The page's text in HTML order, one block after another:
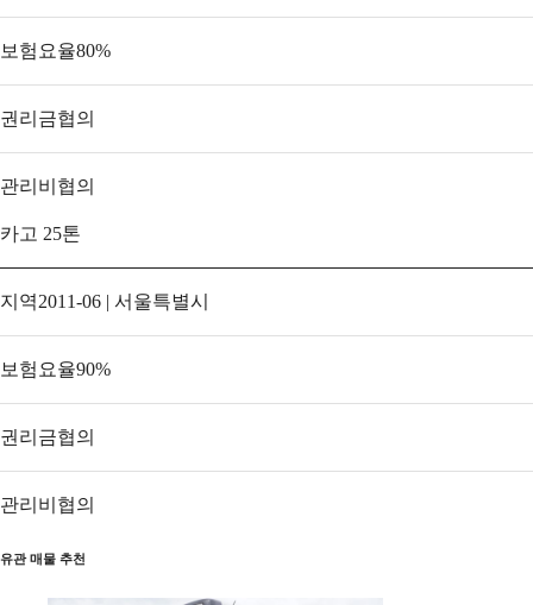
보험요율80%
권리금협의
관리비 협의
카고 25톤
지역2011-06 | 서울특별시
보험요율90%
권리금협의
관리비 협의
유관 매물 추천